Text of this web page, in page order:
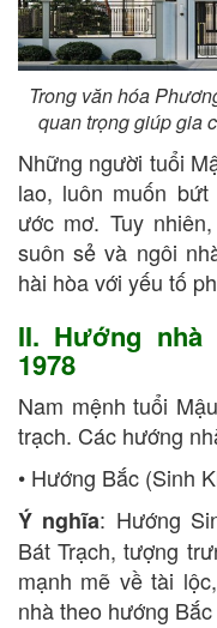
Trong văn hóa
quan trọng giúp gia
Những người tuổi
lao, luôn muốn
ước mơ. Tuy
suôn sẻ và ngôi
hài hòa với yếu tố
II. Hướng
1978
Nam mệnh tuổi
trạch. Các hướng
• Hướng Bắc (Sinh
Ý nghĩa: Hướng
Bát Trạch, tượng
mạnh mẽ về tài
nhà theo hướng